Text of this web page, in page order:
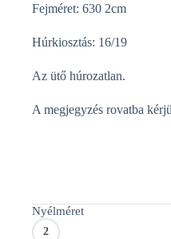
Fejméret: 630 2cm
Húrkiosztás: 16/19
Az ütő húrozatlan.
A megjegyzés rovatba
Nyélméret
2